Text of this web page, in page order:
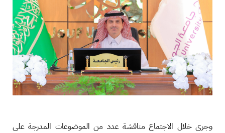
وجرى خلال الاجتماع مناقشة عدد من الموضوعات المدرجة على